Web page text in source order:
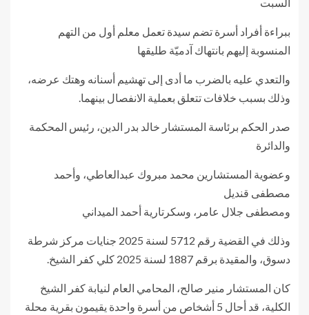
ببراءة أفراد أسرة تضم سيدة تعمل معلم أول من التهم
المنسوبة إليهم بانتهاك آدميّة طليقها
والتعدي عليه بالضرب ما أدى إلى تهشيم أسنانه وهتك عرضه،
وذلك بسبب خلافات تتعلق بعملية الانفصال بينهما.
صدر الحكم برئاسة المستشار خالد بدر الدين، رئيس المحكمة
والدائرة
وعضوية المستشارين محمد مبروك عبدالعاطي، وأحمد
مصطفى قنديل
ومصطفى جلال عامر، وسكرتارية أحمد الميداني
وذلك في القضية رقم 5712 لسنة 2025 جنايات مركز شرطة
دسوق، والمقيدة برقم 1887 لسنة 2025 كلي كفر الشيخ.
كان المستشار منير صالح، المحامي العام لنيابة كفر الشيخ
الكلية، قد أحال 5 أشخاص من أسرة واحدة يقيمون بقرية محلة